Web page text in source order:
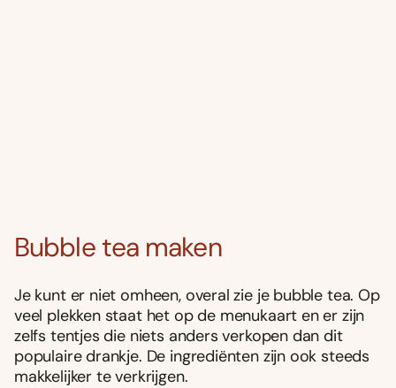
Bubble tea maken
Je kunt er niet omheen, overal zie je bubble tea. Op
veel plekken staat het op de menukaart en er zijn
zelfs tentjes die niets anders verkopen dan dit
populaire drankje. De ingrediënten zijn ook steeds
makkelijker te verkrijgen.